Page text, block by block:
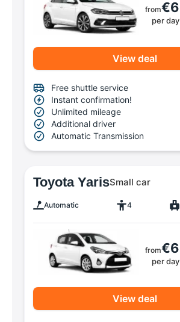
from€6
per day
View deal
Free shuttle service
Instant confirmation!
Unlimited mileage
Additional driver
Automatic Transmission
Toyota YarisSmall car
Automatic 4
from€6
per day
View deal